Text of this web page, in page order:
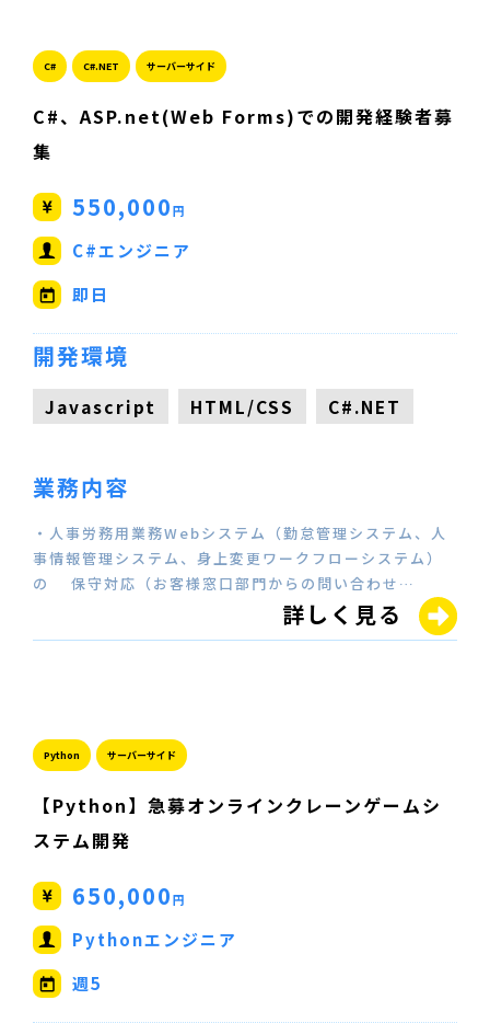
C# C#.NET サーバーサイド
C#、ASP.net(Web Forms)での開発経験者募
集
550,000円
C#エンジニア
即日
開発環境
Javascript HTML/CSS C#.NET
業務内容
・人事労務用業務Webシステム（勤怠管理システム、人
事情報管理システム、身上変更ワークフローシステム）
の 保守対応（お客様窓口部門からの問い合わせ…
詳しく見る
Python サーバーサイド
【Python】急募オンラインクレーンゲームシ
ステム開発
650,000円
Pythonエンジニア
週5